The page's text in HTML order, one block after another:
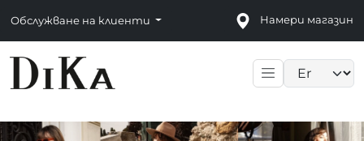
Обслужване на клиенти Намери магазин